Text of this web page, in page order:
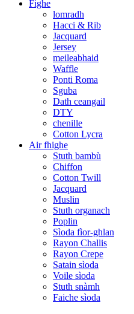
Fighe
lomradh
Hacci & Rib
Jacquard
Jersey
meileabhaid
Waffle
Ponti Roma
Sguba
Dath ceangail
DTY
chenille
Cotton Lycra
Air fhighe
Stuth bambù
Chiffon
Cotton Twill
Jacquard
Muslin
Stuth organach
Poplin
Sìoda fìor-ghlan
Rayon Challis
Rayon Crepe
Satain sìoda
Voile sìoda
Stuth snàmh
Faiche sìoda